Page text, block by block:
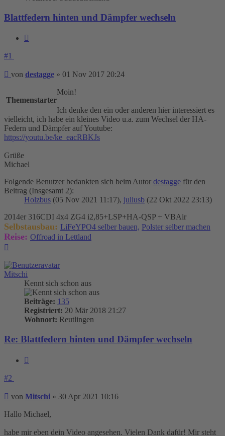
Blattfedern hinten und Dämpfer wechseln
#1
Beitrag
von destagge » 01 Nov 2017 20:24
Themenstarter
Moin!
Ich denke den ein oder anderen hier interessiert es
vielleicht, ich habe ein kleines Video u.a. zum Wechsel der HA-
Federn und Dämpfer auf Youtube:
https://youtu.be/ke_eacRBKJs
Grüße
Michael
Folgende Benutzer bedankten sich beim Autor destagge für den
Beitrag (Insgesamt 2):
Holzbus (05 Nov 2021 11:17), juliusb (22 Okt 2022 23:13)
2014er 316CDI 4x4 ZG4 i2,85+LSP+HA-QSP + VBAir
Selbstausbau: LiFeYPO4 selber bauen, Polster selber machen
Reise: Offroad in Lettland
Mitschi
Kennt sich schon aus
Beiträge: 135
Registriert: 20 Mär 2018 21:27
Wohnort: Reutlingen
Re: Blattfedern hinten und Dämpfer wechseln
#2
Beitrag
von Mitschi » 30 Apr 2021 10:16
Hallo Michael,
habe mir eben dein Video angesehen. Vielen Dank dafür! Mir steht